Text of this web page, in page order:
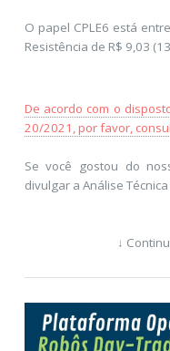
O papel CPLE6 está
Resistência de R$ 9,03
De acordo com o
20/2021, por favor,
Se você gostou do
divulgar a Análise
↓